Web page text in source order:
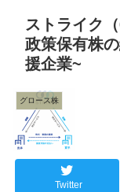
ストライク
政策保有株
援企業~
グロース株
Twitter